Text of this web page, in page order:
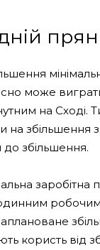
може
на Сході.
на збільшення
збільшення.
заробітна
користь від